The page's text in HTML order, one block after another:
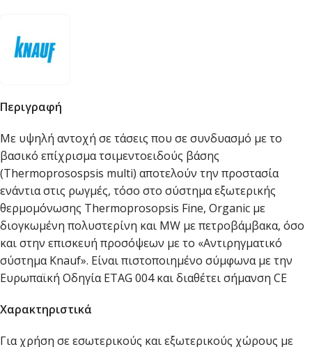
Περιγραφή
Με υψηλή αντοχή σε τάσεις που σε συνδυασμό με το
βασικό επίχρισμα τσιμεντοειδούς βάσης
(Thermoprosospsis multi) αποτελούν την προστασία
ενάντια στις ρωγμές, τόσο στο σύστημα εξωτερικής
θερμομόνωσης Thermoprosopsis Fine, Organic με
διογκωμένη πολυστερίνη και MW με πετροβάμβακα, όσο
και στην επισκευή προσόψεων με το «Aντιρηγματικό
σύστημα Knauf». Είναι πιστοποιημένο σύμφωνα με την
Ευρωπαϊκή Οδηγία ΕTAG 004 και διαθέτει σήμανση CΕ
Χαρακτηριστικά
Για χρήση σε εσωτερικούς και εξωτερικούς χώρους με